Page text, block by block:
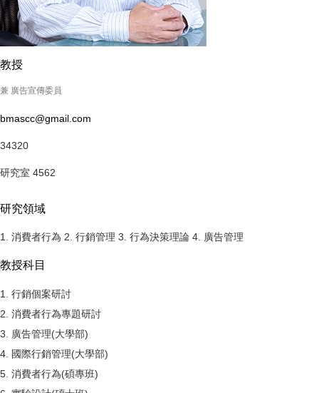
教授
兼 廣告宣傳委員
bmascc@gmail.com
34320
研究室 4562
研究領域
1. 消費者行為 2. 行銷管理 3. 行為決策理論 4. 廣告管理
教授科目
1. 行銷個案研討
2. 消費者行為專題研討
3. 廣告管理(大學部)
4. 國際行銷管理(大學部)
5. 消費者行為(碩專班)